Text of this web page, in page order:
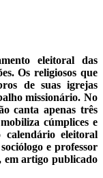
eleitoral das
Os religiosos que
de suas igrejas
missionário. No
canta apenas três
cúmplices e
eleitoral
e professor
em artigo publicado